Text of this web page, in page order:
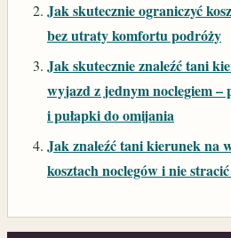
Jak skutecznie ograniczyć
bez utraty komfortu podróży
Jak skutecznie znaleźć tani
wyjazd z jednym noclegiem
i pułapki do omijania
Jak znaleźć tani kierunek na
kosztach noclegów i nie